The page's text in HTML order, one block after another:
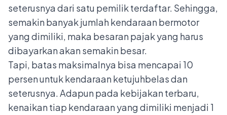
seterusnya dari satu pemilik terdaftar. Sehingga,
semakin banyak jumlah kendaraan bermotor
yang dimiliki, maka besaran pajak yang harus
dibayarkan akan semakin besar.
Tapi, batas maksimalnya bisa mencapai 10
persen untuk kendaraan ketujuhbelas dan
seterusnya. Adapun pada kebijakan terbaru,
kenaikan tiap kendaraan yang dimiliki menjadi 1